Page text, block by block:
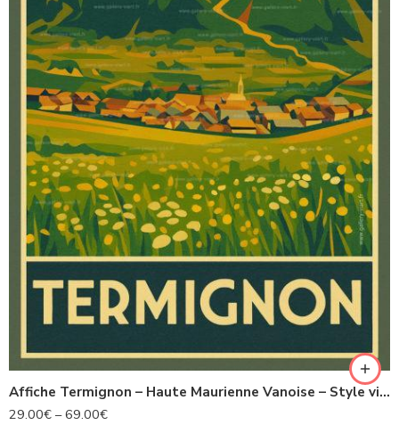
Affiche Termignon – Haute Maurienne Vanoise – Style vintage 1930
29.00€ –69.00€